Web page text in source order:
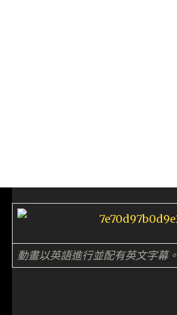
動畫以英語進行並配有英文字幕。